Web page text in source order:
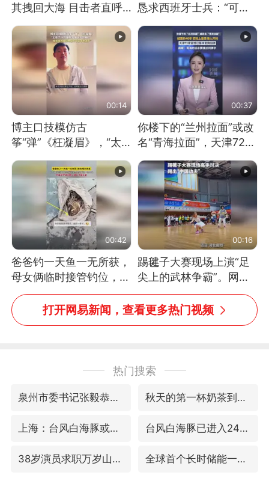
其拽回大海 目击者直呼
消息）
恳求西班牙士兵：“可不
00:14
博主口技模仿古
筝“弹”《枉凝眉》，“太
吗？”“或将成为首位考级
不带古筝的选手。”（来
源：新华每日电讯）
00:37
你楼下的“兰州拉面”或改
名“青海拉面”，天津72家
00:42
爸爸钓一天鱼一无所获，
母女俩临时接管钓位，用
玩具鱼竿钓上大鱼
00:16
踢毽子大赛现场上演“足
尖上的武林争霸”。网
友：这哪是踢毽子，分明
是武侠片现场！#睡个好
打开网易新闻，查看更多热门视频
热门搜索
泉州市委书记张毅恭被查 秋天的第一杯奶茶到底有多火
上海：台风白海豚或将带来龙卷风 台风白海豚已进入24小时警戒线
38岁演员求职万岁山NPC成功 全球首个长时储能一体化产业园量产